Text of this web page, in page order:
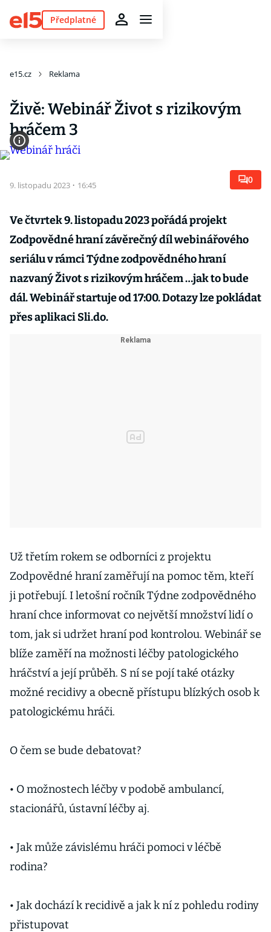
Předplatné
e15.cz Reklama
Živě: Webinář Život s rizikovým
hráčem 3
9. listopadu 2023 · 16:45 0
Ve čtvrtek 9. listopadu 2023 pořádá projekt
Zodpovědné hraní závěrečný díl webinářového
seriálu v rámci Týdne zodpovědného hraní
nazvaný Život s rizikovým hráčem …jak to bude
dál. Webinář startuje od 17:00. Dotazy lze pokládat
přes aplikaci Sli.do.
Už třetím rokem se odborníci z projektu
Zodpovědné hraní zaměřují na pomoc těm, kteří
ji potřebují. I letošní ročník Týdne zodpovědného
hraní chce informovat co největší množství lidí o
tom, jak si udržet hraní pod kontrolou. Webinář se
blíže zaměří na možnosti léčby patologického
hráčství a její průběh. S ní se pojí také otázky
možné recidivy a obecně přístupu blízkých osob k
patologickému hráči.
O čem se bude debatovat?
• O možnostech léčby v podobě ambulancí,
stacionářů, ústavní léčby aj.
• Jak může závislému hráči pomoci v léčbě
rodina?
• Jak dochází k recidivě a jak k ní z pohledu rodiny
přistupovat